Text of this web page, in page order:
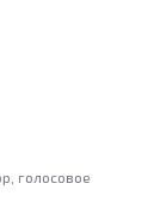
голосовое